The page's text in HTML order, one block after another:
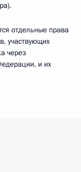
отдельные права
участвующих
через
и их